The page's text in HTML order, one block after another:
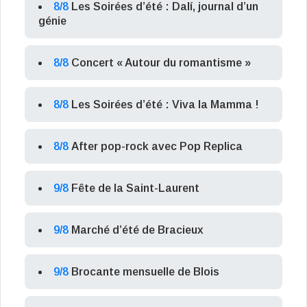
8/8 Les Soirées d’été : Dalí, journal d’un
génie
8/8 Concert « Autour du romantisme »
8/8 Les Soirées d’été : Viva la Mamma !
8/8 After pop-rock avec Pop Replica
9/8 Fête de la Saint-Laurent
9/8 Marché d’été de Bracieux
9/8 Brocante mensuelle de Blois